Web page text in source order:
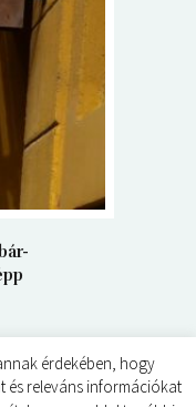
érdekében, hogy
és releváns információkat